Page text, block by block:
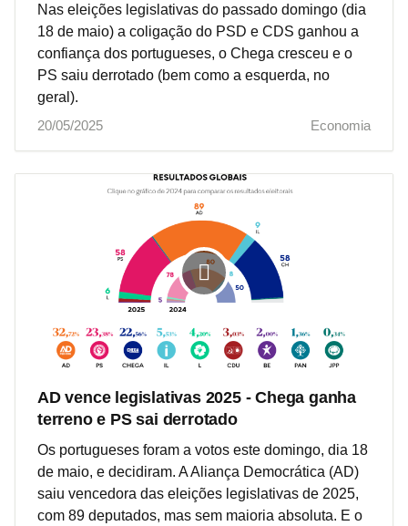
Nas eleições legislativas do passado domingo (dia
18 de maio) a coligação do PSD e CDS ganhou a
confiança dos portugueses, o Chega cresceu e o
PS saiu derrotado (bem como a esquerda, no
geral).
20/05/2025
Economia
AD vence legislativas 2025 - Chega ganha
terreno e PS sai derrotado
Os portugueses foram a votos este domingo, dia 18
de maio, e decidiram. A Aliança Democrática (AD)
saiu vencedora das eleições legislativas de 2025,
com 89 deputados, mas sem maioria absoluta. E o